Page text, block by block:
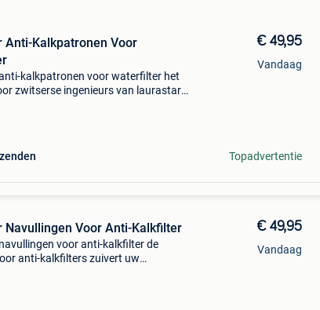
Anti-Kalkpatronen Voor
kalkpatronen voor waterfilter het
zwitserse ingenieurs van laurastar
€ 49,95
Vandaag
Topadvertentie
Navullingen Voor Anti-Kalkfilter
voor anti-kalkfilter de
anti-kalkfilters zuivert uw
€ 49,95
Vandaag